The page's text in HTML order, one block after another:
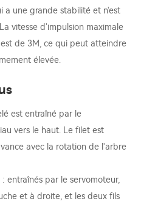
a une grande stabilité et n'est
vitesse d'impulsion maximale
de 3M, ce qui peut atteindre
élevée.
est entraîné par le
vers le haut. Le filet est
avec la rotation de l'arbre
entraînés par le servomoteur,
et à droite, et les deux fils